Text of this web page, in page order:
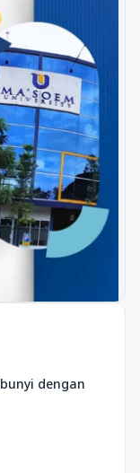
dengan